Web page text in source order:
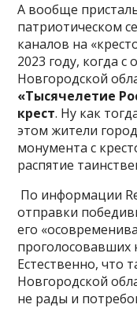
А вообще
патриотическом
каналов на
2023 году, когда
Новгородской
«Тысячелетие
крест. Ну как
этом жители
монумента с
распятие
По информации
отправки
его
проголосовавших
Естественно, что
Новгородской
не рады и